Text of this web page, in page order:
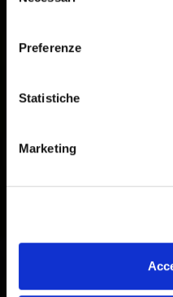
Preferenze
Statistiche
Marketing